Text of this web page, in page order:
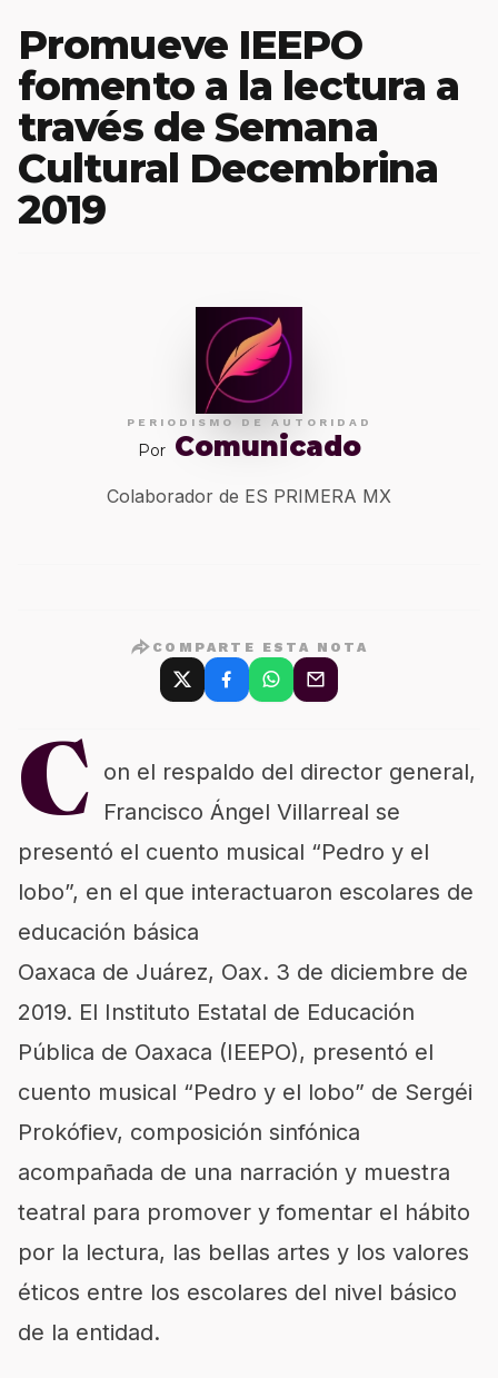
Promueve IEEPO
fomento a la lectura a
través de Semana
Cultural Decembrina
2019
PERIODISMO DE AUTORIDAD
Por Comunicado
Colaborador de ES PRIMERA MX
COMPARTE ESTA NOTA
C on el respaldo del director general,
Francisco Ángel Villarreal se
presentó el cuento musical “Pedro y el
lobo”, en el que interactuaron escolares de
educación básica
Oaxaca de Juárez, Oax. 3 de diciembre de
2019. El Instituto Estatal de Educación
Pública de Oaxaca (IEEPO), presentó el
cuento musical “Pedro y el lobo” de Sergéi
Prokófiev, composición sinfónica
acompañada de una narración y muestra
teatral para promover y fomentar el hábito
por la lectura, las bellas artes y los valores
éticos entre los escolares del nivel básico
de la entidad.